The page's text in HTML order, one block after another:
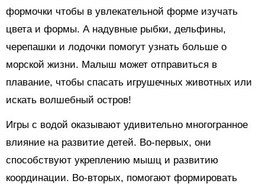
формочки чтобы в увлекательной форме изучать
цвета и формы. А надувные рыбки, дельфины,
черепашки и лодочки помогут узнать больше о
морской жизни. Малыш может отправиться в
плавание, чтобы спасать игрушечных животных или
искать волшебный остров!
Игры с водой оказывают удивительно многогранное
влияние на развитие детей. Во-первых, они
способствуют укреплению мышц и развитию
координации. Во-вторых, помогают формировать